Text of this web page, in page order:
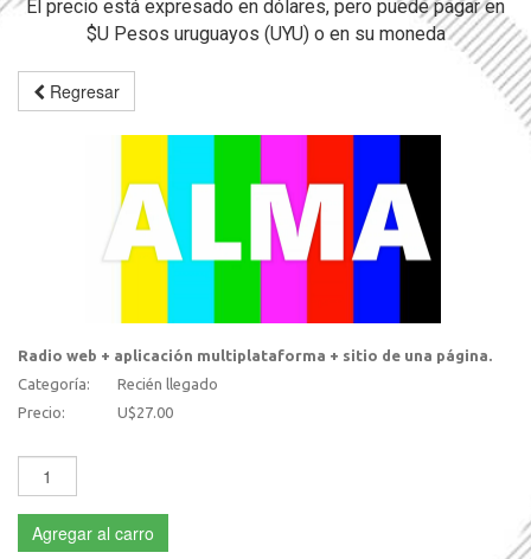
El precio está expresado en dólares, pero puede pagar en
$U Pesos uruguayos (UYU) o en su moneda
Regresar
Radio web + aplicación multiplataforma + sitio de una página.
Categoría:
Recién llegado
Precio:
U$27.00
Agregar al carro